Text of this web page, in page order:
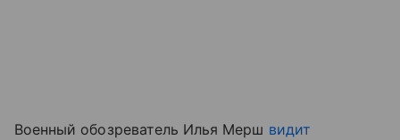
Военный обозреватель Илья Мерш видит